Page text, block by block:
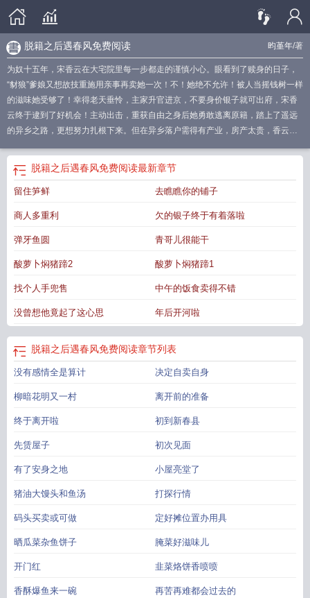
昀堇年/著
脱籍之后遇春风免费阅读
为奴十五年，宋香云在大宅院里每一步都走的谨慎小心。眼看到了赎身的日子，
“豺狼”爹娘又想故技重施用亲事再卖她一次！不！她绝不允许！被人当摇钱树一样
的滋味她受够了！幸得老天垂怜，主家升官进京，不要身价银子就可出府，宋香
云终于逮到了好机会！主动出击，重获自由之身后她勇敢逃离原籍，踏上了遥远
的异乡之路，更想努力扎根下来。但在异乡落户需得有产业，房产太贵，香云只
摊、打络子，一时都不敢松懈。挣命般努力了一年，终于成功在异乡落下户籍！
可，买了地，落下户籍后身上银钱又空了，香云再次撸起袖子加油干。除了三亩
地，她还想拥有属于自己的屋子和铺子，田地能再多来些就更好啦！为了早日过
乐呵呵地努力活着！只是，慢慢地，当初愿意为她这个初来异乡的浮寄户做担保
的秀才房东怎么看她的眼神越来越亮？不仅如此，有什么好吃的、好用的、好玩
多………………………………………………………………………………周文晏十
几岁便中了秀才，本以为自己乃文曲星下凡，亲人相继离世后，他人生的唯一念
年。屡次落第，他的世界只剩下了黯淡无光，直到那个像太阳一样勇敢拼命活着
的女孩闯入了他的地界。是那个叫香云的女子，让周文晏醒悟，原来人生不止高
中一条路可走，走出那一方天地，也可以活得万般精彩！后来的后来……周文
晏：“香云姑娘，你做的饭食滋味儿真好！香云姑娘，你打的络子精巧又别致！香
云姑娘，你……你长得还好看！”宋香云很无奈：“先生，有话不妨直言？”周文晏
有些不好意思：“我……我有一方小院还有几亩薄地，虽然年纪大了点，可我有营
女主后期双向奔赴He种田市井经营文文章慢热温馨文中美食取自《随园食单》
续脱籍之后遇春风txt 脱籍之后遇春风 昀堇年脱籍之后遇春风TXT
春风沈南汐免费阅读
脱籍之后遇春风沈南汐
脱籍之后遇春风免费阅读最新章节
留住笋鲜 去瞧瞧你的铺子
商人多重利 欠的银子终于有着落啦
弹牙鱼圆 青哥儿很能干
酸萝卜焖猪蹄2 酸萝卜焖猪蹄1
找个人手兜售 中午的饭食卖得不错
没曾想他竟起了这心思 年后开河啦
脱籍之后遇春风免费阅读章节列表
没有感情全是算计 决定自卖自身
柳暗花明又一村 离开前的准备
终于离开啦 初到新春县
先赁屋子 初次见面
有了安身之地 小屋亮堂了
猪油大馒头和鱼汤 打探行情
码头买卖或可做 定好摊位置办用具
晒瓜菜杂鱼饼子 腌菜好滋味儿
开门红 韭菜烙饼香喷喷
香酥爆鱼来一碗 再苦再难都会过去的